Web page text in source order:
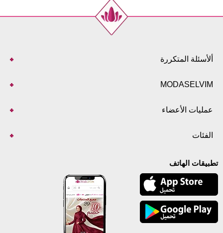
ألأسئلة المتكررة
MODASELVIM
عمليات الأعضاء
الفئات
تطبيقات الهاتف